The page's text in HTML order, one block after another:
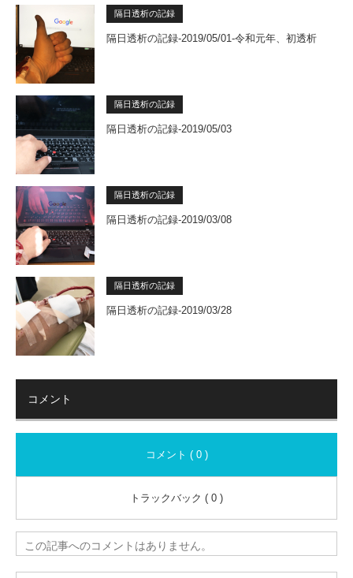
隔日透析の記録
隔日透析の記録-2019/05/01-令和元年、初透析
隔日透析の記録
隔日透析の記録-2019/05/03
隔日透析の記録
隔日透析の記録-2019/03/08
隔日透析の記録
隔日透析の記録-2019/03/28
コメント
コメント ( 0 )
トラックバック ( 0 )
この記事へのコメントはありません。